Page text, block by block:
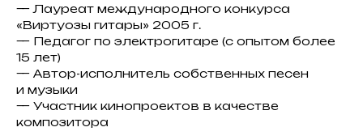
— Лауреат международного конкурса
«Виртуозы гитары» 2005 г.
— Педагог по электрогитаре (с опытом более
15 лет)
— Автор-исполнитель собственных песен
и музыки
— Участник кинопроектов в качестве
композитора